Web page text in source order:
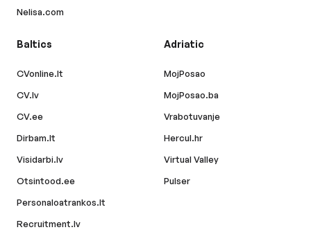
Nelisa.com
Baltics
CVonline.lt
CV.lv
CV.ee
Dirbam.lt
Visidarbi.lv
Otsintood.ee
Personaloatrankos.lt
Recruitment.lv
Adriatic
MojPosao
MojPosao.ba
Vrabotuvanje
Hercul.hr
Virtual Valley
Pulser